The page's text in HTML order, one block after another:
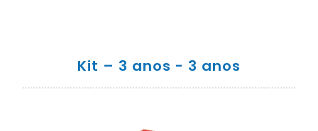
Kit – 3 anos - 3 anos